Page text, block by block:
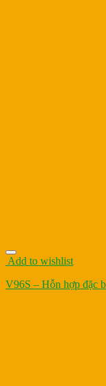
Add to wishlist
V96S – Hỗn hợp đặc